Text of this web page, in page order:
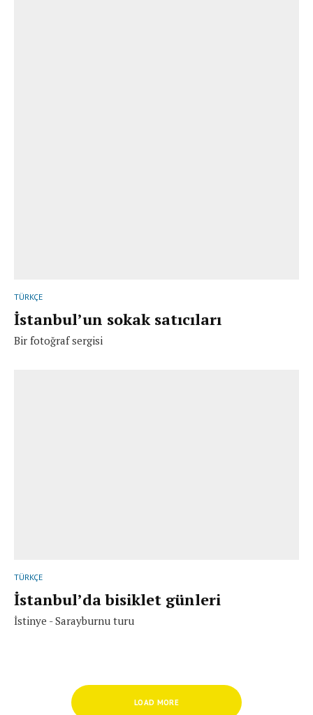
TÜRKÇE
İstanbul’un sokak satıcıları
Bir fotoğraf sergisi
TÜRKÇE
İstanbul’da bisiklet günleri
İstinye - Sarayburnu turu
LOAD MORE